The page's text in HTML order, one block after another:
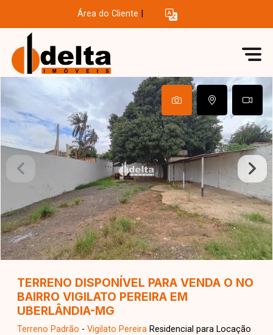
Área do Cliente
TERRENO DISPONÍVEL PARA VENDA O NO
BAIRRO VIGILATO PEREIRA EM
UBERLÂNDIA-MG
Terreno Padrão - Vigilato Pereira Residencial para Locação